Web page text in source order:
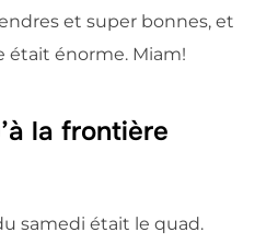
et super bonnes, et
était énorme. Miam!
la frontière
samedi était le quad.